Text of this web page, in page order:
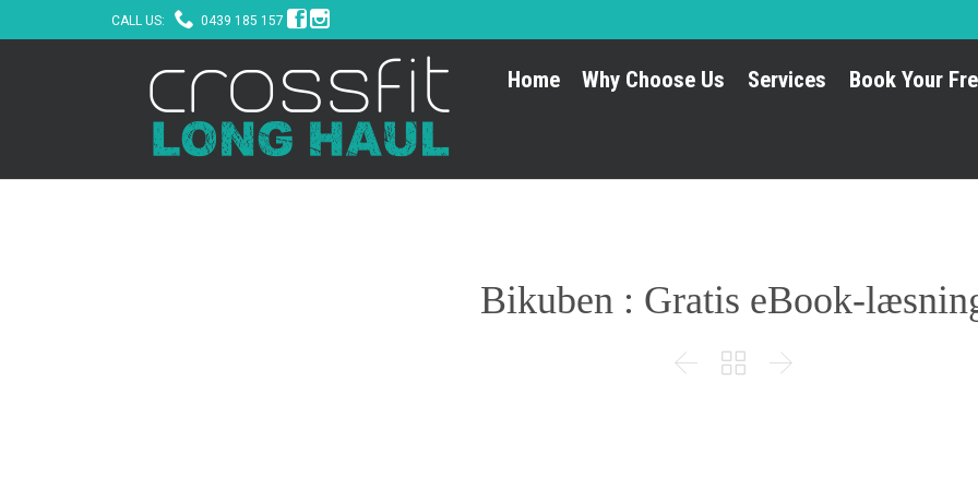
CALL US:  0439 185 157 
Home Why Choose Us Services Book Your
Bikuben : Gratis eBook-
  